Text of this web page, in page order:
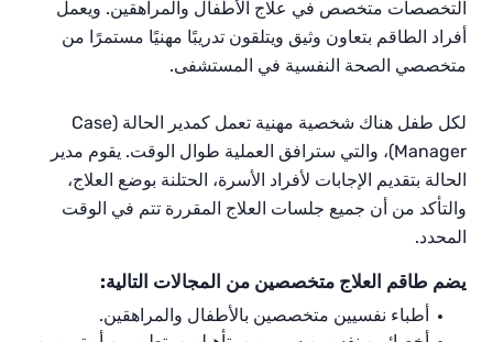
التخصصات متخصص في علاج الأطفال والمراهقين. ويعمل
أفراد الطاقم بتعاون وثيق ويتلقون تدريبًا مهنيًا مستمرًا من
متخصصي الصحة النفسية في المستشفى.
لكل طفل هناك شخصية مهنية تعمل كمدير الحالة (Case
Manager)، والتي سترافق العملية طوال الوقت. يقوم مدير
الحالة بتقديم الإجابات لأفراد الأسرة، الحتلنة بوضع العلاج،
والتأكد من أن جميع جلسات العلاج المقررة تتم في الوقت
المحدد.
يضم طاقم العلاج متخصصين من المجالات التالية:
أطباء نفسيين متخصصين بالأطفال والمراهقين.